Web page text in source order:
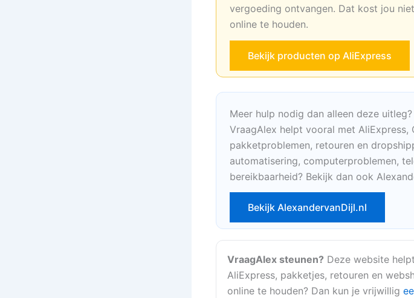
vergoeding ontvangen. Dat kost jou
online te houden.
Bekijk producten op AliExpress
Meer hulp nodig dan alleen deze uitleg?
VraagAlex helpt vooral met AliExpress,
pakketproblemen, retouren en
automatisering, computerproblemen,
bereikbaarheid? Bekijk dan ook
Bekijk AlexandervanDijl.nl
VraagAlex steunen? Deze website
AliExpress, pakketjes, retouren en
online te houden? Dan kun je vrijwillig